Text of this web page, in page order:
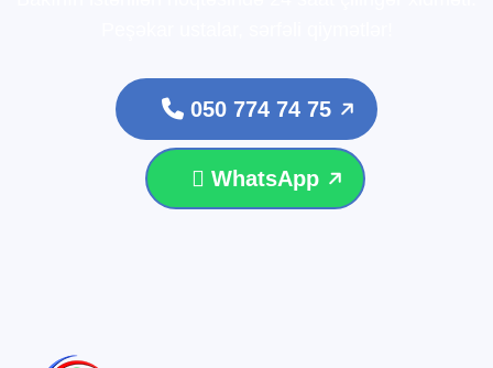
050 774 74 75
WhatsApp